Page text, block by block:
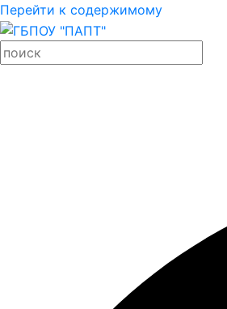
Перейти к содержимому